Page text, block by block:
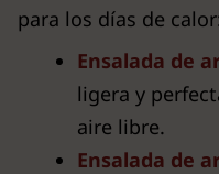
para los días de
Ensalada de
ligera y
aire libre.
Ensalada de